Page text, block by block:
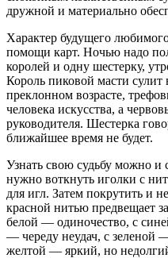
дружной и материально
Характер будущего
помощи карт. Ночью надо
королей и одну шестерку,
Король пиковой масти
преклонном возрасте,
человека искусства, а
руководителя. Шестерка
ближайшее время не будет.
Узнать свою судьбу можно
нужно воткнуть иголки с
для игл. Затем покрутить и
красной нитью предвещает
белой — одиночество, с
— череду неудач, с зеленой
желтой — яркий, но